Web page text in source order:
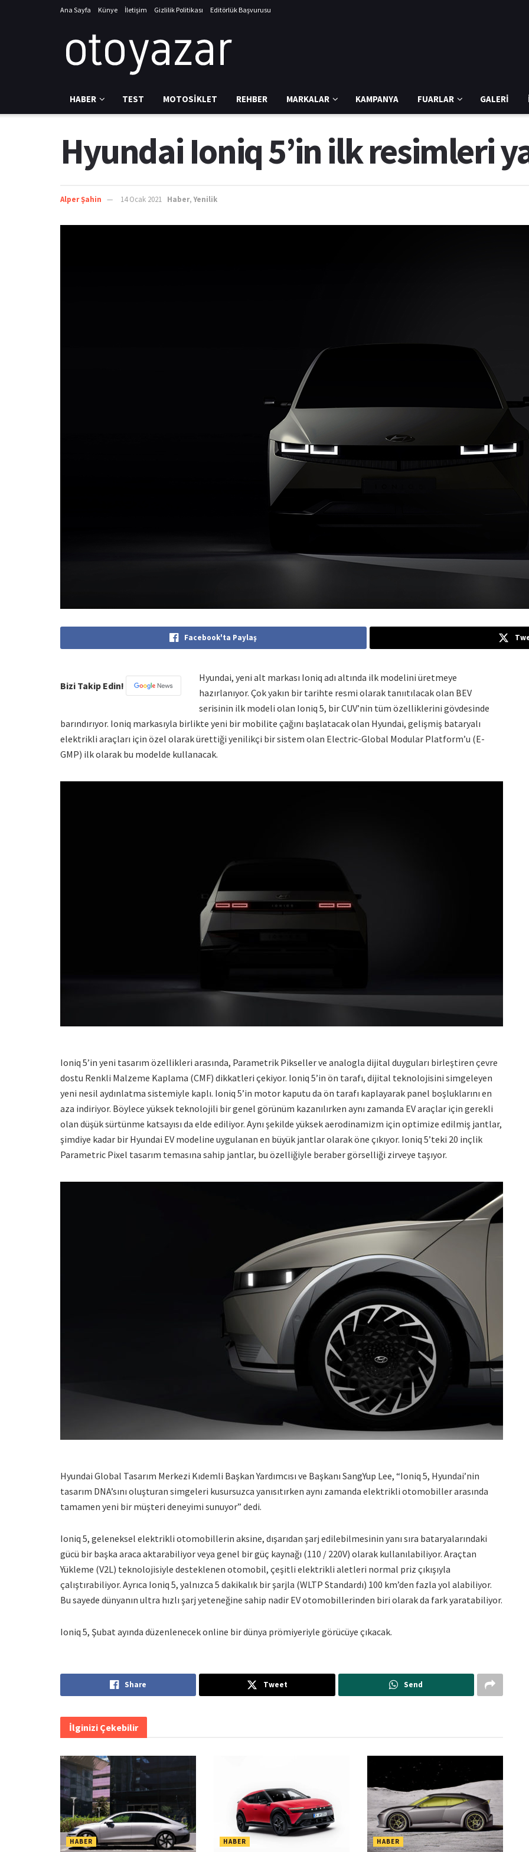
Ana Sayfa Künye İletişim Gizlilik Politikası Editörlük Başvurusu
HABER TEST MOTOSIKLET REHBER MARKALAR KAMPANYA FUARLAR GALERI
Hyundai Ioniq 5’in ilk resimleri
Alper Şahin 14 Ocak 2021 Haber,Yenilik
Facebook'ta Paylaş
Bizi Takip Edin!
Hyundai, yeni alt markası Ioniq adı altında ilk modelini üretmeye
hazırlanıyor. Çok yakın bir tarihte resmi olarak tanııtılacak olan BEV
serisinin ilk modeli olan Ioniq 5, bir CUV’nin tüm özelliklerini gövdesinde
barındırıyor. Ioniq markasıyla birlikte yeni bir mobilite çağını başlatacak olan Hyundai, gelişmiş bataryalı
elektrikli araçları için özel olarak ürettiği yenilikçi bir sistem olan Electric-Global Modular Platform’u (E-
GMP) ilk olarak bu modelde kullanacak.
Ioniq 5’in yeni tasarım özellikleri arasında, Parametrik Pikseller ve analogla dijital duyguları birleştiren çevre
dostu Renkli Malzeme Kaplama (CMF) dikkatleri çekiyor. Ioniq 5’in ön tarafı, dijital teknolojisini simgeleyen
yeni nesil aydınlatma sistemiyle kaplı. Ioniq 5’in motor kaputu da ön tarafı kaplayarak panel boşluklarını en
aza indiriyor. Böylece yüksek teknolojili bir genel görünüm kazanılırken aynı zamanda EV araçlar için gerekli
olan düşük sürtünme katsayısı da elde ediliyor. Aynı şekilde yüksek aerodinamizm için optimize edilmiş jantlar,
şimdiye kadar bir Hyundai EV modeline uygulanan en büyük jantlar olarak öne çıkıyor. Ioniq 5’teki 20 inçlik
Parametric Pixel tasarım temasına sahip jantlar, bu özelliğiyle beraber görselliği zirveye taşıyor.
Hyundai Global Tasarım Merkezi Kıdemli Başkan Yardımcısı ve Başkanı SangYup Lee, “Ioniq 5, Hyundai’nin
tasarım DNA’sını oluşturan simgeleri kusursuzca yanısıtırken aynı zamanda elektrikli otomobiller arasında
tamamen yeni bir müşteri deneyimi sunuyor” dedi.
Ioniq 5, geleneksel elektrikli otomobillerin aksine, dışarıdan şarj edilebilmesinin yanı sıra bataryalarındaki
gücü bir başka araca aktarabiliyor veya genel bir güç kaynağı (110 / 220V) olarak kullanılabiliyor. Araçtan
Yükleme (V2L) teknolojisiyle desteklenen otomobil, çeşitli elektrikli aletleri normal priz çıkışıyla
çalıştırabiliyor. Ayrıca Ioniq 5, yalnızca 5 dakikalık bir şarjla (WLTP Standardı) 100 km’den fazla yol alabiliyor.
Bu sayede dünyanın ultra hızlı şarj yeteneğine sahip nadir EV otomobillerinden biri olarak da fark yaratabiliyor.
Ioniq 5, Şubat ayında düzenlenecek online bir dünya prömiyeriyle görücüye çıkacak.
Share Tweet Send
İlginizi Çekebilir
HABER HABER HABER